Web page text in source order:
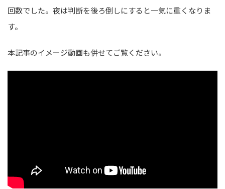
回数でした。夜は判断を後ろ倒しにすると一気に重くなりま
す。
本記事のイメージ動画も併せてご覧ください。